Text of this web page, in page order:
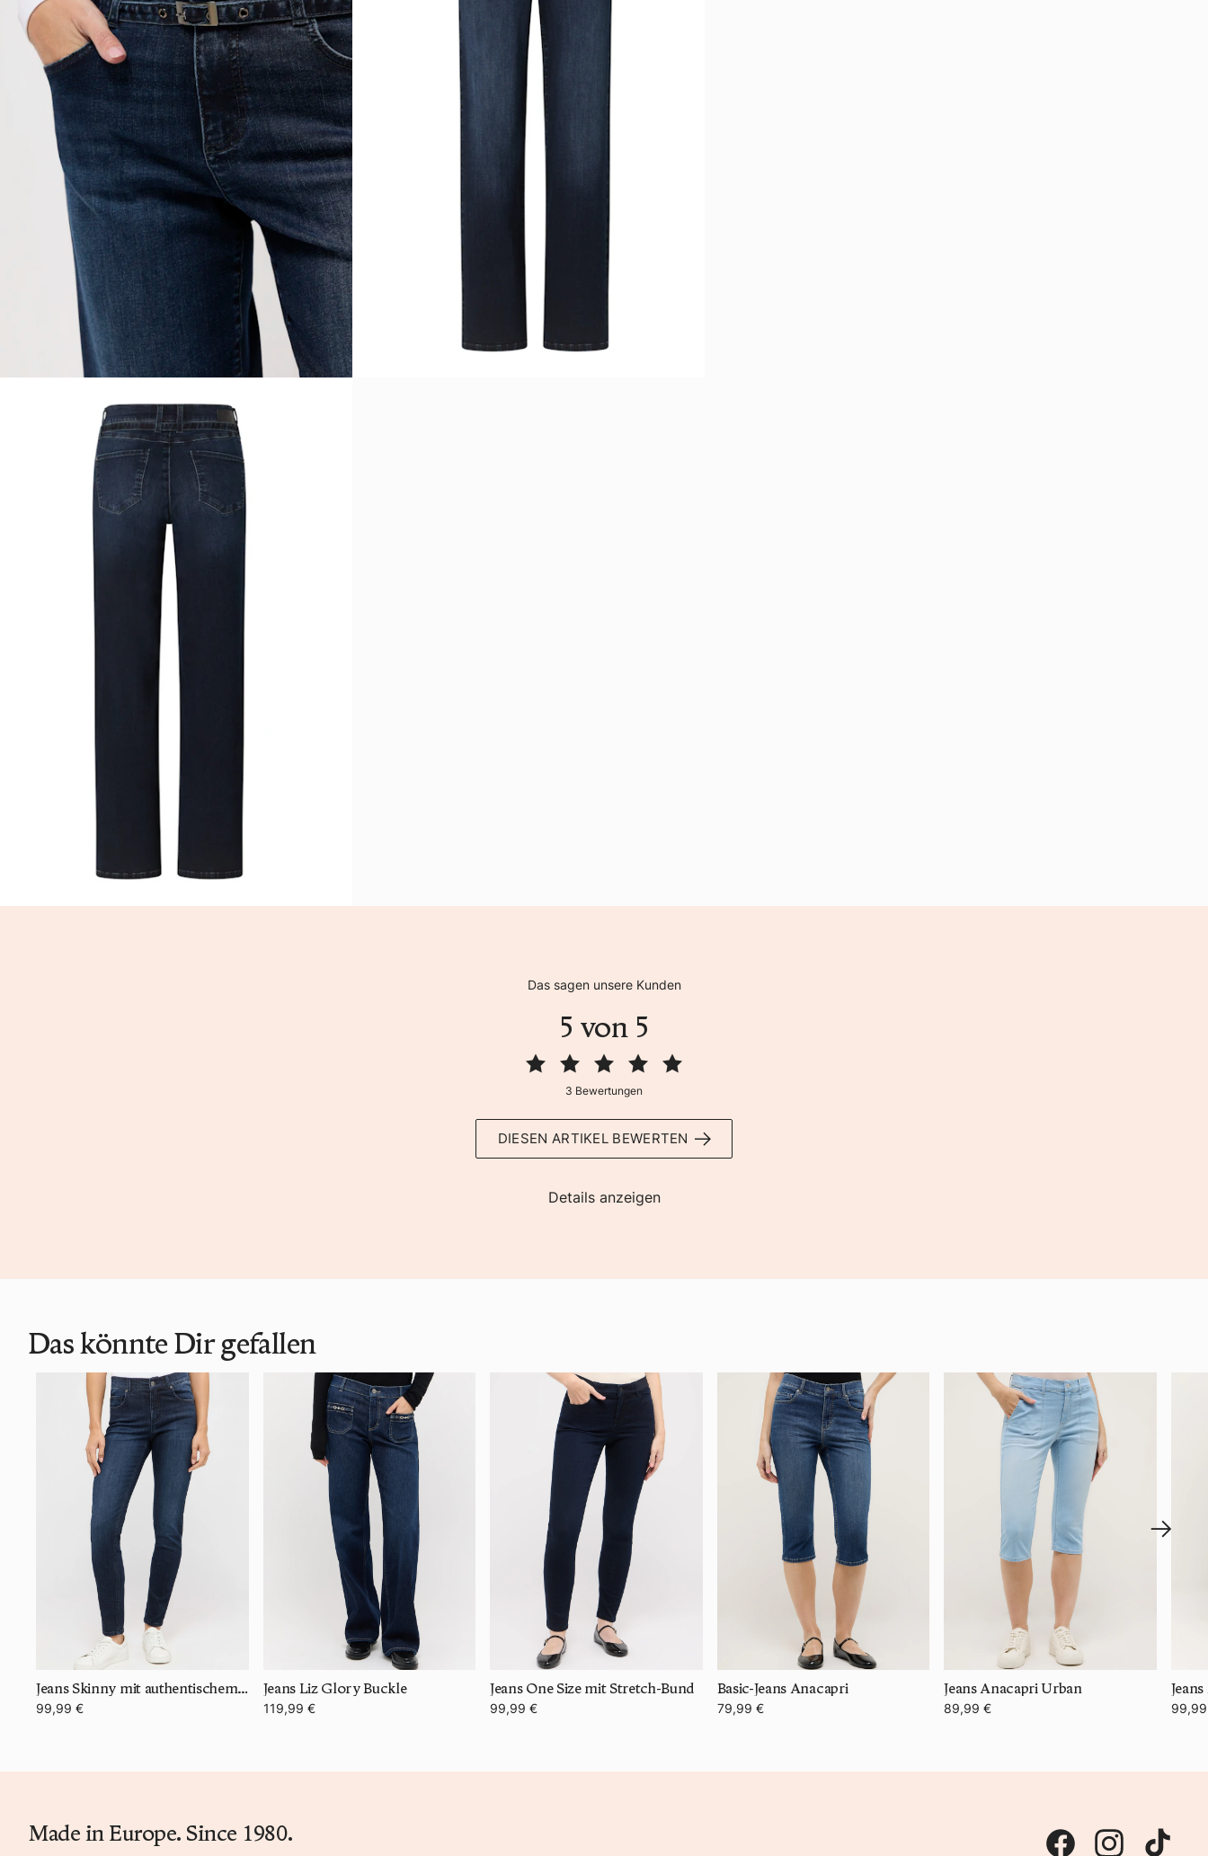
Das sagen unsere Kunden
5 von 5
3 Bewertungen
DIESEN ARTIKEL BEWERTEN
Details anzeigen
Das könnte Dir gefallen
Jeans Skinny mit authentischem Denim
99,99 €
Jeans Liz Glory Buckle
119,99 €
Jeans One Size mit Stretch-Bund
99,99 €
Basic-Jeans Anacapri
79,99 €
Jeans Anacapri Urban
89,99 €
Made in Europe. Since 1980.